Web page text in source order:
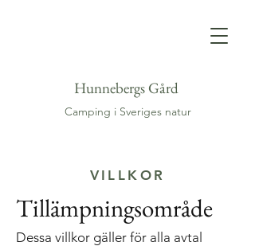
Hunnebergs Gård
Camping i Sveriges natur
VILLKOR
Tillämpningsområde
Dessa villkor gäller för alla avtal